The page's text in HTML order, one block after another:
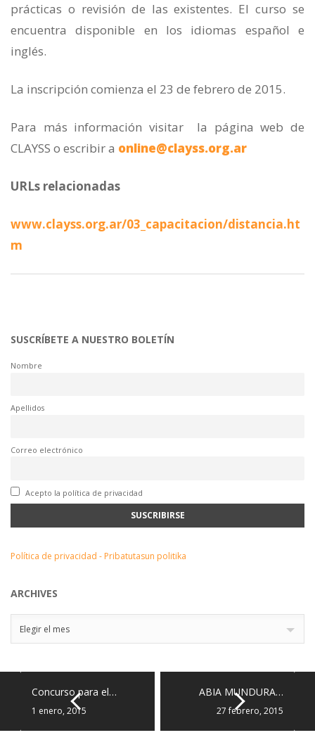
prácticas o revisión de las existentes. El curso se
encuentra disponible en los idiomas español e
inglés.
La inscripción comienza el 23 de febrero de 2015.
Para más información visitar la página web de
CLAYSS o escribir a online@clayss.org.ar
URLs relacionadas
www.clayss.org.ar/03_capacitacion/distancia.ht
m
SUSCRÍBETE A NUESTRO BOLETÍN
Nombre
Apellidos
Correo electrónico
Acepto la política de privacidad
Política de privacidad - Pribatutasun politika
ARCHIVES
Elegir el mes
Concurso para el…
1 enero, 2015
ABIA MUNDURA…
27 febrero, 2015